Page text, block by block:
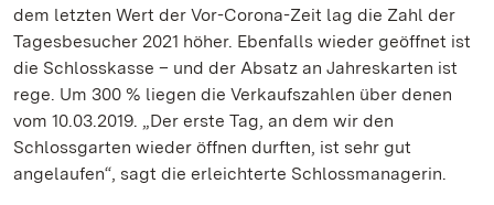
dem letzten Wert der Vor-Corona-Zeit lag die Zahl der
Tagesbesucher 2021 höher. Ebenfalls wieder geöffnet ist
die Schlosskasse – und der Absatz an Jahreskarten ist
rege. Um 300 % liegen die Verkaufszahlen über denen
vom 10.03.2019. „Der erste Tag, an dem wir den
Schlossgarten wieder öffnen durften, ist sehr gut
angelaufen“, sagt die erleichterte Schlossmanagerin.